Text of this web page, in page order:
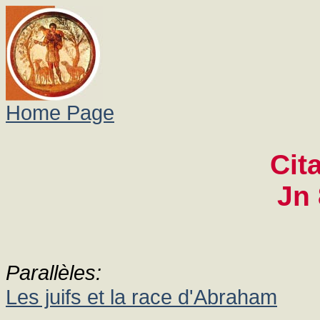
Home Page
Jn
Parallèles:
Les juifs et la race d'Abraham